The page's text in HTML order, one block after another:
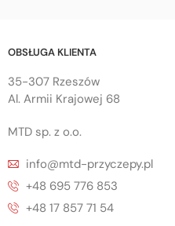
OBSŁUGA KLIENTA
35-307 Rzeszów
Al. Armii Krajowej 68
MTD sp. z o.o.
info@mtd-przyczepy.pl
+48 695 776 853
+48 17 857 71 54